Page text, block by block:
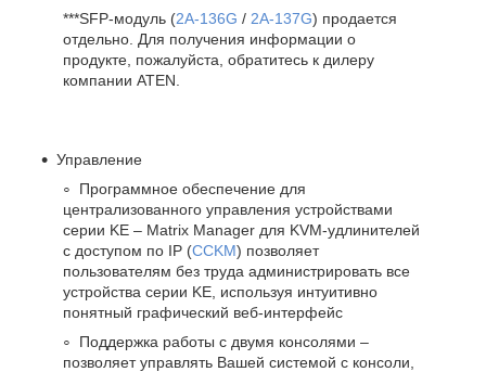
***SFP-модуль (2A-136G / 2A-137G) продается
отдельно. Для получения информации о
продукте, пожалуйста, обратитесь к дилеру
компании ATEN.
Управление
Программное обеспечение для
централизованного управления устройствами
серии KE – Matrix Manager для KVM-удлинителей
с доступом по IP (CCKM) позволяет
пользователям без труда администрировать все
устройства серии KE, используя интуитивно
понятный графический веб-интерфейс
Поддержка работы с двумя консолями –
позволяет управлять Вашей системой с консоли,